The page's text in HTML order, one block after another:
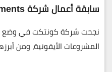
سابقة أعمال شركة Contact Developments:
نجحت شركة كونتكت في وضع
المشروعات الأيقونية، ومن